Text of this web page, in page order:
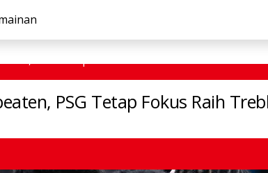
PSG Tetap Fokus Raih